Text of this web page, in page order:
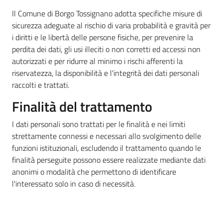
Il Comune di Borgo Tossignano adotta specifiche misure di
sicurezza adeguate al rischio di varia probabilità e gravità per
i diritti e le libertà delle persone fisiche, per prevenire la
perdita dei dati, gli usi illeciti o non corretti ed accessi non
autorizzati e per ridurre al minimo i rischi afferenti la
riservatezza, la disponibilità e l'integrità dei dati personali
raccolti e trattati.
Finalità del trattamento
I dati personali sono trattati per le finalità e nei limiti
strettamente connessi e necessari allo svolgimento delle
funzioni istituzionali, escludendo il trattamento quando le
finalità perseguite possono essere realizzate mediante dati
anonimi o modalità che permettono di identificare
l'interessato solo in caso di necessità.